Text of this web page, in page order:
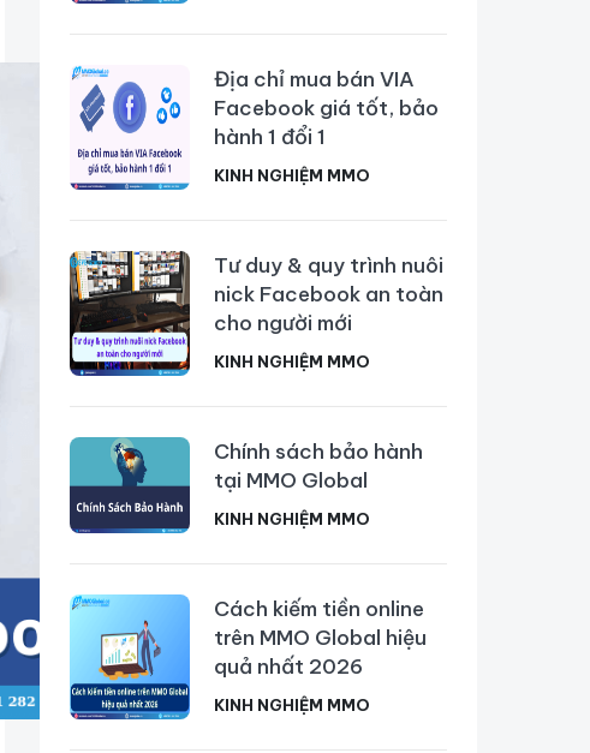
Địa chỉ mua bán VIA
Facebook giá tốt, bảo
hành 1 đổi 1
KINH NGHIỆM MMO
Tư duy & quy trình nuôi
nick Facebook an toàn
cho người mới
KINH NGHIỆM MMO
Chính sách bảo hành
tại MMO Global
KINH NGHIỆM MMO
Cách kiếm tiền online
trên MMO Global hiệu
quả nhất 2026
KINH NGHIỆM MMO